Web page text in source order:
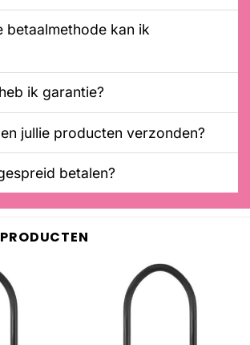
betaalmethode kan ik
ik garantie?
jullie producten verzonden?
betalen?